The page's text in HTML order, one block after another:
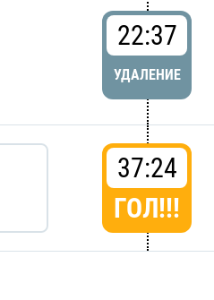
22:37
УДАЛЕНИЕ
37:24
ГОЛ!!!